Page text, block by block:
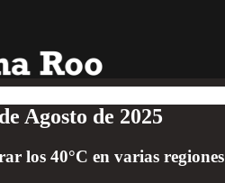
Agosto de 2025
los 40°C en varias regiones